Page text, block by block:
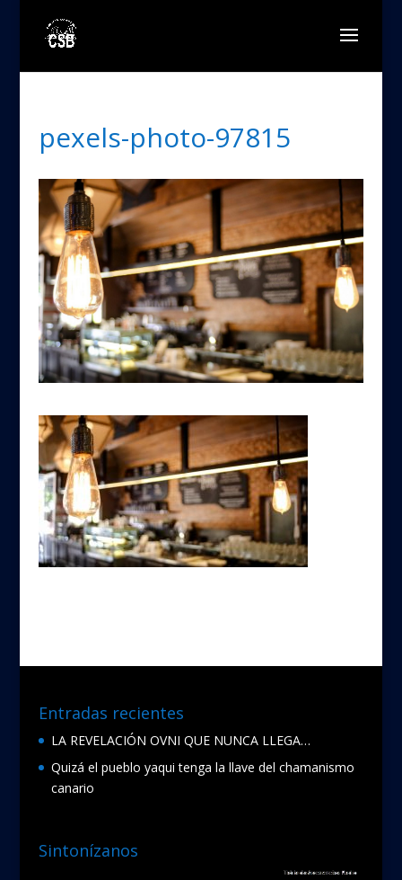
pexels-photo-97815
Entradas recientes
LA REVELACIÓN OVNI QUE NUNCA LLEGA…
Quizá el pueblo yaqui tenga la llave del chamanismo
canario
Sintonízanos